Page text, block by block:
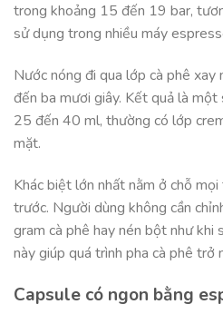
trong khoảng 15 đến 19 bar,
sử dụng trong nhiều máy
Nước nóng đi qua lớp cà phê
đến ba mươi giây. Kết quả là
25 đến 40 ml, thường có lớp
mặt.
Khác biệt lớn nhất nằm ở chỗ
trước. Người dùng không cần
gram cà phê hay nén bột như
này giúp quá trình pha cà phê trở
Capsule có ngon bằng